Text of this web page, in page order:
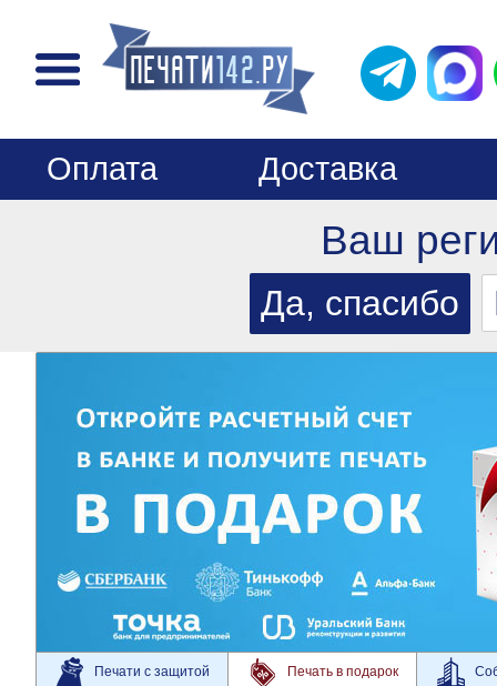
Оплата Доставка
Ваш
Печати с защитой Печать в подарок